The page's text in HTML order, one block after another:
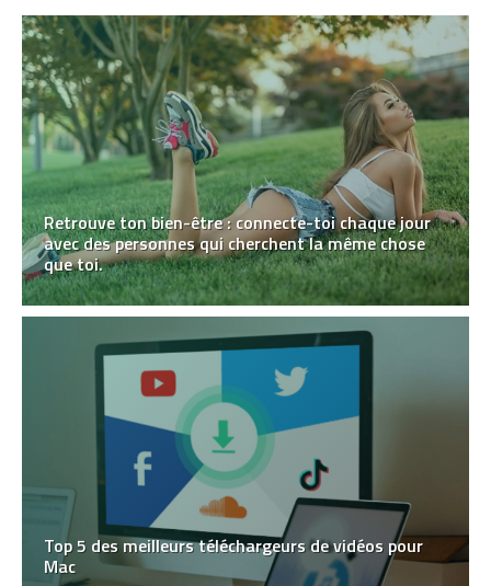
Retrouve ton bien-être : connecte-toi chaque jour
avec des personnes qui cherchent la même chose
que toi.
Top 5 des meilleurs téléchargeurs de vidéos pour
Mac